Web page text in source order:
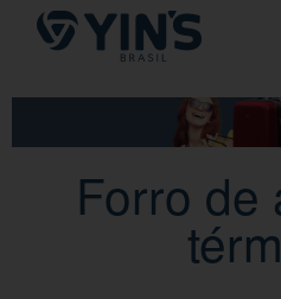
Pular
para
conteúdo
Forro de